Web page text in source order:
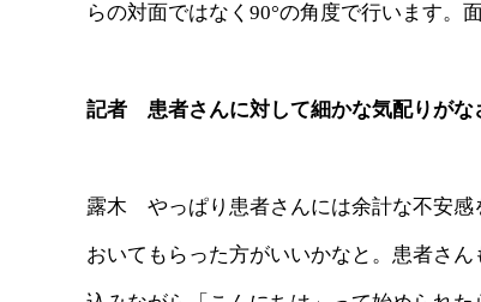
らの対面ではなく90°の角度で行います。
記者 患者さんに対して細かな気配りがな
露木 やっぱり患者さんには余計な不安感
おいてもらった方がいいかなと。患者さ